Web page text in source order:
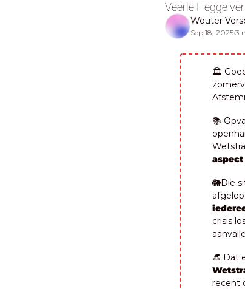
Veerle Hegge
Wouter
Sep 18, 2025•3
🏛️
📚
🐘Die
crisis
👒 Dat
recent